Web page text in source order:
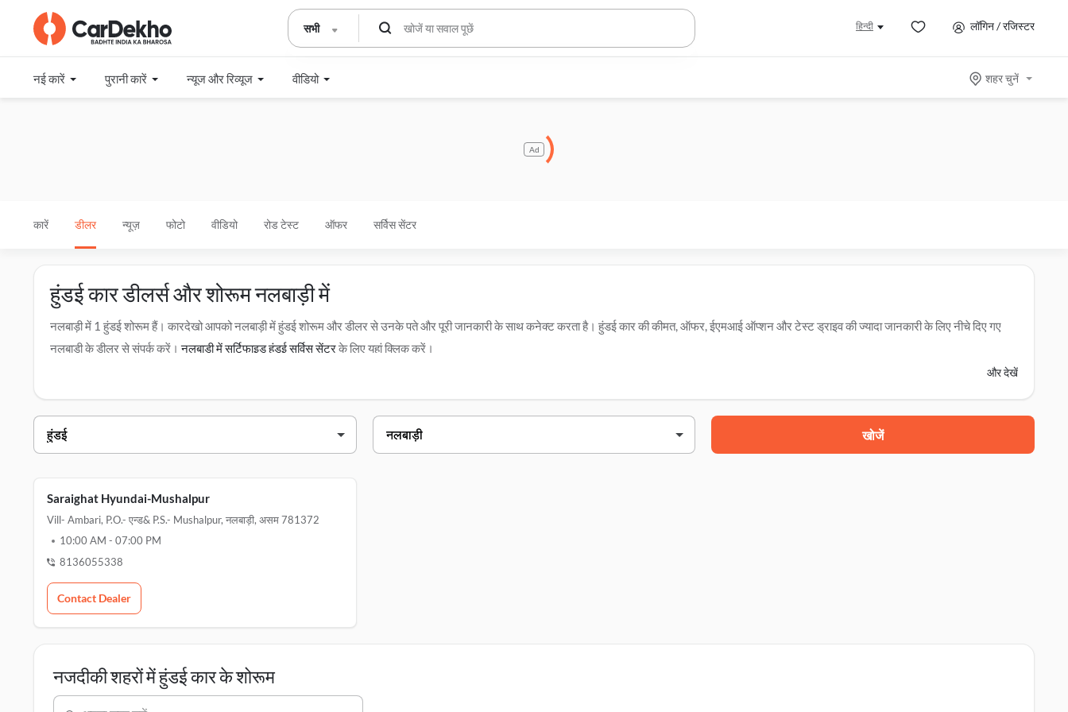
सभी हिन्दी लॉगिन / रजिस्टर
नई कारें पुरानी कारें न्यूज और रिव्यूज वीडियो शहर चुनें
Ad
कारें डीलर न्यूज़ फोटो वीडियो रोड टेस्ट ऑफर सर्विस सेंटर
हुंडई कार डीलर्स और शोरूम नलबाड़ी में
नलबाड़ी में 1 हुंडई शोरूम हैं। कारदेखो आपको नलबाड़ी में हुंडई शोरूम और डीलर से उनके पते और पूरी जानकारी के साथ कनेक्ट करता है। हुंडई कार की कीमत, ऑफर, ईएमआई ऑप्शन और टेस्ट ड्राइव की ज्यादा जानकारी के लिए नीचे दिए गए
नलबाड़ी के डीलर से संपर्क करें।नलबाड़ी में सर्टिफाइड हुंडई सर्विस सेंटरके लिए यहां क्लिक करें।
और देखें
खोजें
Saraighat Hyundai-Mushalpur
Vill- Ambari, P.o.- एन्ड& P.s.- Mushalpur, नलबाड़ी, असम 781372
10:00 AM - 07:00 PM
8136055338
Contact Dealer
नजदीकी शहरों में हुंडई कार के शोरूम